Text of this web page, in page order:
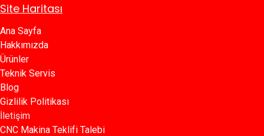
Site Haritası
Ana Sayfa​​
Hakkımızda
Ürünler​
Teknik Servis
Blog​​
Gizlilik Politikası​​
İletişim
CNC Makina Teklifi Talebi